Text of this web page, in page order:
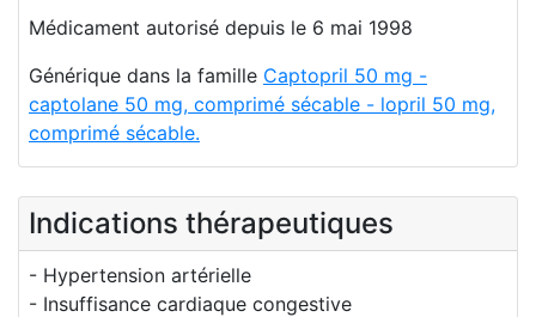
Médicament autorisé depuis le 6 mai 1998
Générique dans la famille Captopril 50 mg -
captolane 50 mg, comprimé sécable - lopril 50 mg,
comprimé sécable.
Indications thérapeutiques
- Hypertension artérielle
- Insuffisance cardiaque congestive